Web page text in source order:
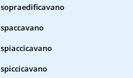
sopraedificavano
spaccavano
spiaccicavano
spiccicavano